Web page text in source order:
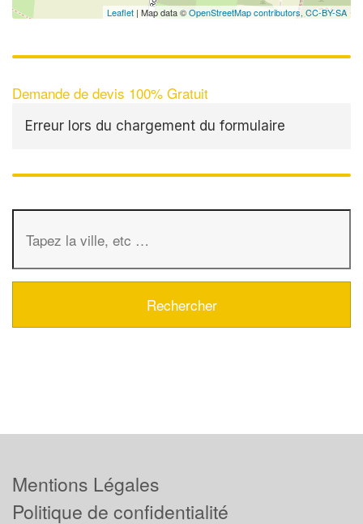
Leaflet | Map data ©OpenStreetMap contributors, CC-BY-SA
Demande de devis 100% Gratuit
Erreur lors du chargement du formulaire
Mentions Légales
Politique de confidentialité